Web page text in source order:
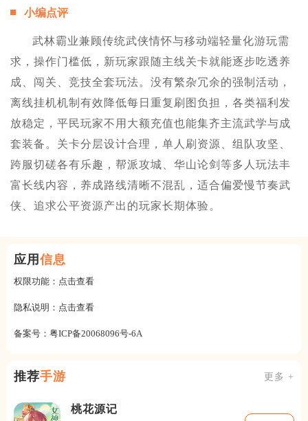
小编点评
武林霸业兼顾传统武侠情怀与移动端轻量化游玩需
求，操作门槛低，新玩家跟随主线关卡就能逐步吃透养
成、闯关、竞技全套玩法。没有繁杂冗余的强制活动，
离线挂机机制有效降低每日重复刷图负担，各类福利发
放稳定，平民玩家不用大额充值也能集齐主流武学与成
套装备。关卡分层设计合理，单人刷资源、组队攻坚、
跨服切磋各有乐趣，帮派攻城、华山论剑等多人玩法丰
富长线内容，养成路线清晰不混乱，适合偏爱慢节奏武
侠、追求公平资源产出的玩家长期体验。
应用 信息
权限功能： 点击查看
隐私说明： 点击查看
备案号： 粤ICP备20068096号-6A
推荐手游 更多 +
桃花源记